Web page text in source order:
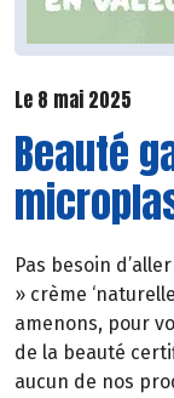
Le 8 mai 2025
Beauté
Pas besoin
» crème
amenons, pour
de la beauté
aucun de nos